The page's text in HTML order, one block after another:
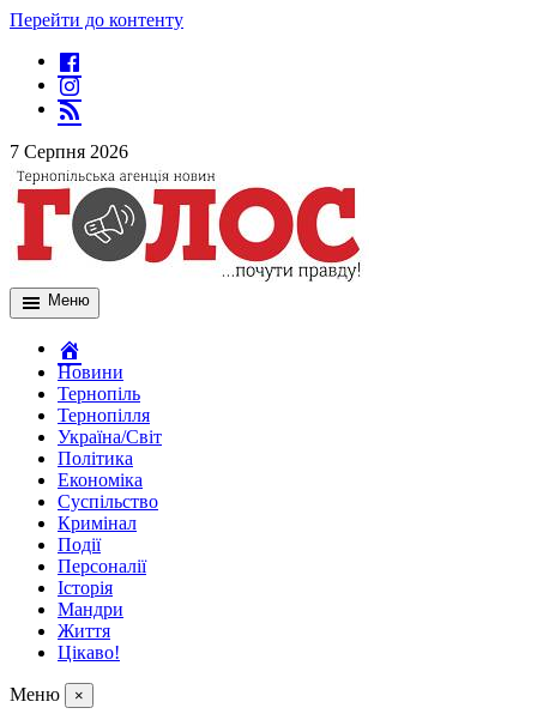
Перейти до контенту
7 Серпня 2026
Меню
Новини
Тернопіль
Тернопілля
Україна/Світ
Політика
Економіка
Суспільство
Кримінал
Події
Персоналії
Історія
Мандри
Життя
Цікаво!
Меню ×